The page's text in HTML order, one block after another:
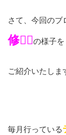
さて、今回のブ
修🤸‍♂️の様子を
ご紹介いたしま
毎月行っている